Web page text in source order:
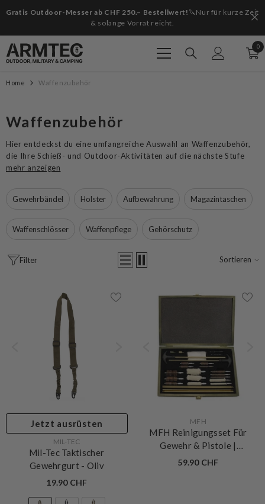
Gratis Outdoor-Messer ab CHF 250.– Bestellwert! 🔪Nur für kurze Zeit
& solange Vorrat reicht.
00
Home Waffenzubehör
Waffenzubehör
Hier entdeckst du eine umfangreiche Auswahl an Waffenzubehör,
die Ihre Schieß- und Outdoor-Aktivitäten auf die nächste Stufe
mehr anzeigen
Gewehrbändel Holster Aufbewahrung Magazintaschen
Waffenschlösser Waffenpflege Gehörschutz
Filter Sortieren
Jetzt ausrüsten
VERKÄUFERIN:MIL-TEC
Mil-Tec Taktischer
Gewehrgurt - Oliv
19.90 CHF
MFH
MFH Reinigungsset Für
Gewehr & Pistole |
Multikaliber
59.90 CHF